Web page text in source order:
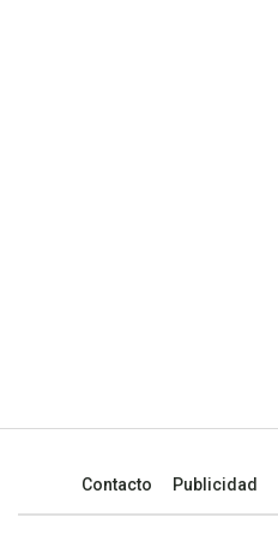
Contacto Publicidad